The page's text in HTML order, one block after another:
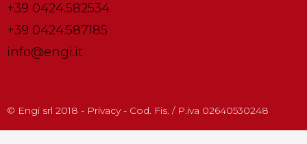
+39 0424.582534
+39 0424.587185
info@engi.it
© Engi srl 2018 - Privacy - Cod. Fis. / P.iva 02640530248